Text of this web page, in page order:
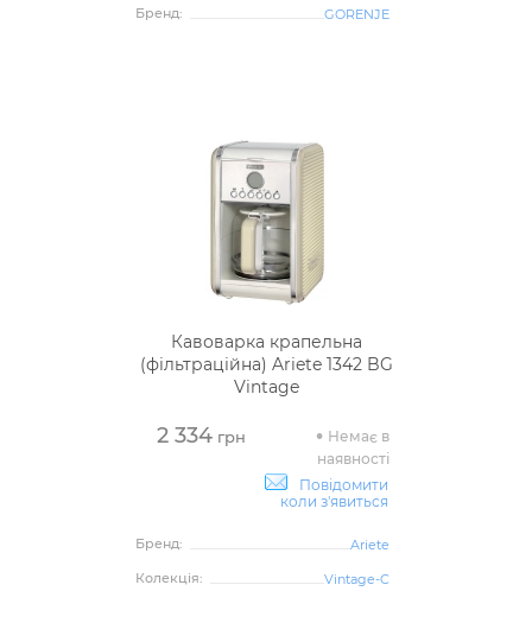
Бренд: GORENJE
Кавоварка крапельна
(фільтраційна) Ariete 1342 BG
Vintage
2 334грн
Немає в
наявності
Повідомити
коли з'явиться
Бренд:
Ariete
Колекція:
Vintage-C